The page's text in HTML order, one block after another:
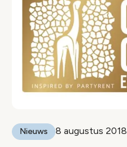
Nieuws 8 augustus 2018